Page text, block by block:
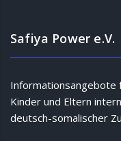
Safiya Power e.V.
Informationsangebote
Kinder und Eltern
deutsch-somalischer